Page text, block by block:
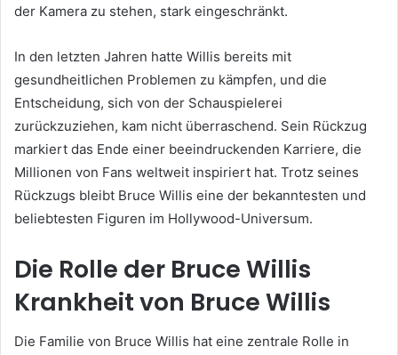
der Kamera zu stehen, stark eingeschränkt.
In den letzten Jahren hatte Willis bereits mit
gesundheitlichen Problemen zu kämpfen, und die
Entscheidung, sich von der Schauspielerei
zurückzuziehen, kam nicht überraschend. Sein Rückzug
markiert das Ende einer beeindruckenden Karriere, die
Millionen von Fans weltweit inspiriert hat. Trotz seines
Rückzugs bleibt Bruce Willis eine der bekanntesten und
beliebtesten Figuren im Hollywood-Universum.
Die Rolle der Bruce Willis
Krankheit von Bruce Willis
Die Familie von Bruce Willis hat eine zentrale Rolle in